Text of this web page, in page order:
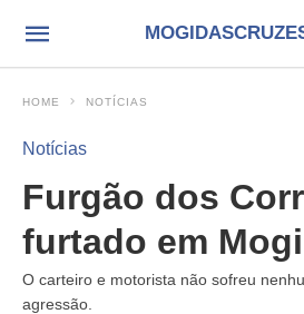
HOME NOTÍCIAS
Notícias
Furgão dos
furtado em Mogi
O carteiro e motorista não sofreu
agressão.